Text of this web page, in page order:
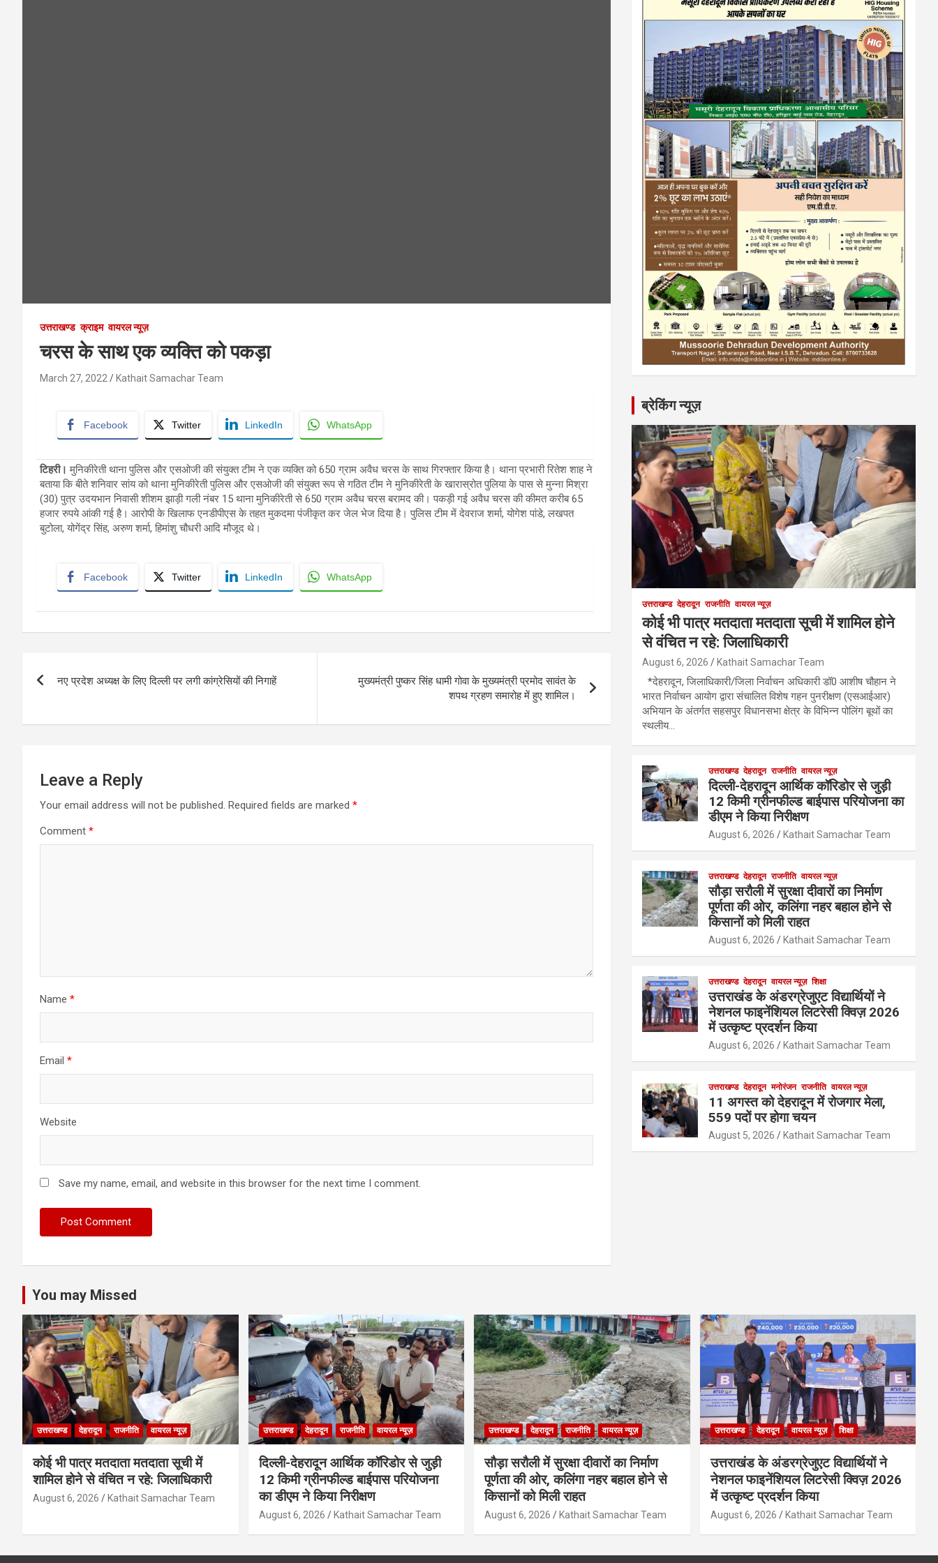
उत्तराखण्ड क्राइम वायरल न्यूज़
चरस के साथ एक व्यक्ति को पकड़ा
March 27, 2022 Kathait Samachar Team
Facebook Twitter LinkedIn WhatsApp
टिहरी। मुनिकीरेती थाना पुलिस और एसओजी की संयुक्त टीम ने एक व्यक्ति को 650 ग्राम अवैध चरस के साथ गिरफ्तार किया है। थाना प्रभारी रितेश शाह ने
बताया कि बीते शनिवार सांय को थाना मुनिकीरेती पुलिस और एसओजी की संयुक्त रूप से गठित टीम ने मुनिकीरेती के खारास्रोत पुलिया के पास से मुन्ना मिश्रा
(30) पुत्र उदयभान निवासी शीशम झाड़ी गली नंबर 15 थाना मुनिकीरेती से 650 ग्राम अवैध चरस बरामद की। पकड़ी गई अवैध चरस की कीमत करीब 65
हजार रुपये आंकी गई है। आरोपी के खिलाफ एनडीपीएस के तहत मुकदमा पंजीकृत कर जेल भेज दिया है। पुलिस टीम में देवराज शर्मा, योगेश पांडे, लखपत
बुटोला, योगेंद्र सिंह, अरुण शर्मा, हिमांशु चौधरी आदि मौजूद थे।
Facebook Twitter LinkedIn WhatsApp
navigation
नए प्रदेश अध्यक्ष के लिए दिल्ली पर लगी कांग्रेसियों की निगाहें
मुख्यमंत्री पुष्कर सिंह धामी गोवा के मुख्यमंत्री प्रमोद सावंत के
शपथ ग्रहण समारोह में हुए शामिल।
Leave a Reply
Your email address will not be published. Required fields are marked *
Comment *
Name *
Email *
Website
Save my name, email, and website in this browser for the next time I comment.
ब्रेकिंग न्यूज़
उत्तराखण्ड देहरादून राजनीति वायरल न्यूज़
कोई भी पात्र मतदाता मतदाता सूची में शामिल होने
से वंचित न रहे: जिलाधिकारी
August 6, 2026 Kathait Samachar Team
*देहरादून, जिलाधिकारी/जिला निर्वाचन अधिकारी डॉ0 आशीष चौहान ने
भारत निर्वाचन आयोग द्वारा संचालित विशेष गहन पुनरीक्षण (एसआईआर)
अभियान के अंतर्गत सहसपुर विधानसभा क्षेत्र के विभिन्न पोलिंग बूथों का
स्थलीय…
उत्तराखण्ड देहरादून राजनीति वायरल न्यूज़
दिल्ली-देहरादून आर्थिक कॉरिडोर से जुड़ी
12 किमी ग्रीनफील्ड बाईपास परियोजना का
डीएम ने किया निरीक्षण
August 6, 2026 Kathait Samachar Team
उत्तराखण्ड देहरादून राजनीति वायरल न्यूज़
सौड़ा सरौली में सुरक्षा दीवारों का निर्माण
पूर्णता की ओर, कलिंगा नहर बहाल होने से
किसानों को मिली राहत
August 6, 2026 Kathait Samachar Team
उत्तराखण्ड देहरादून वायरल न्यूज़ शिक्षा
उत्तराखंड के अंडरग्रेजुएट विद्यार्थियों ने
नेशनल फाइनेंशियल लिटरेसी क्विज़ 2026
में उत्कृष्ट प्रदर्शन किया
August 6, 2026 Kathait Samachar Team
उत्तराखण्ड देहरादून मनोरंजन राजनीति वायरल न्यूज़
11 अगस्त को देहरादून में रोजगार मेला,
559 पदों पर होगा चयन
August 5, 2026 Kathait Samachar Team
You may Missed
उत्तराखण्ड देहरादून राजनीति वायरल न्यूज़
कोई भी पात्र मतदाता मतदाता सूची में
शामिल होने से वंचित न रहे: जिलाधिकारी
August 6, 2026 Kathait Samachar Team
उत्तराखण्ड देहरादून राजनीति वायरल न्यूज़
दिल्ली-देहरादून आर्थिक कॉरिडोर से जुड़ी
12 किमी ग्रीनफील्ड बाईपास परियोजना
का डीएम ने किया निरीक्षण
August 6, 2026 Kathait Samachar Team
उत्तराखण्ड देहरादून राजनीति वायरल न्यूज़
सौड़ा सरौली में सुरक्षा दीवारों का निर्माण
पूर्णता की ओर, कलिंगा नहर बहाल होने से
किसानों को मिली राहत
August 6, 2026 Kathait Samachar Team
उत्तराखण्ड देहरादून वायरल न्यूज़ शिक्षा
उत्तराखंड के अंडरग्रेजुएट विद्यार्थियों ने
नेशनल फाइनेंशियल लिटरेसी क्विज़ 2026
में उत्कृष्ट प्रदर्शन किया
August 6, 2026 Kathait Samachar Team